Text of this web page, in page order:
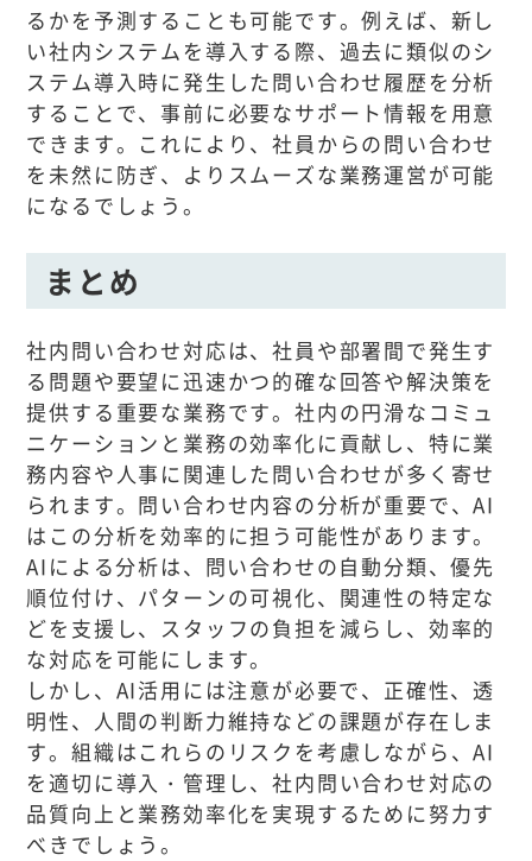
るかを予測することも可能です。例えば、新し
い社内システムを導入する際、過去に類似のシ
ステム導入時に発生した問い合わせ履歴を分析
することで、事前に必要なサポート情報を用意
できます。これにより、社員からの問い合わせ
を未然に防ぎ、よりスムーズな業務運営が可能
になるでしょう。
まとめ
社内問い合わせ対応は、社員や部署間で発生す
る問題や要望に迅速かつ的確な回答や解決策を
提供する重要な業務です。社内の円滑なコミュ
ニケーションと業務の効率化に貢献し、特に業
務内容や人事に関連した問い合わせが多く寄せ
られます。問い合わせ内容の分析が重要で、AI
はこの分析を効率的に担う可能性があります。
AIによる分析は、問い合わせの自動分類、優先
順位付け、パターンの可視化、関連性の特定な
どを支援し、スタッフの負担を減らし、効率的
な対応を可能にします。
しかし、AI活用には注意が必要で、正確性、透
明性、人間の判断力維持などの課題が存在しま
す。組織はこれらのリスクを考慮しながら、AI
を適切に導入・管理し、社内問い合わせ対応の
品質向上と業務効率化を実現するために努力す
べきでしょう。